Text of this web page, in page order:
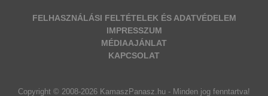
FELHASZNÁLÁSI FELTÉTELEK ÉS ADATVÉDELEM
IMPRESSZUM
MÉDIAAJÁNLAT
KAPCSOLAT
Copyright © 2008-2026 KamaszPanasz.hu - Minden jog fenntartva!